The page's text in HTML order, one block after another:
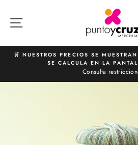
directamente
🛒 NUESTROS PRECIOS SE
SE CALCULA EN LA
Consulta